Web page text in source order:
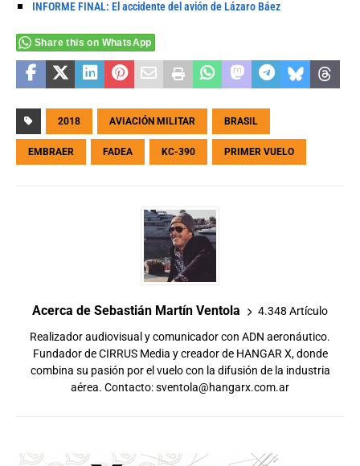
INFORME FINAL: El accidente del avión de Lázaro Báez
Share this on WhatsApp
2018 AVIACIÓN MILITAR BRASIL
EMBRAER FADEA KC-390 PRIMER VUELO
Acerca de Sebastián Martín Ventola 4.348 Artículo
Realizador audiovisual y comunicador con ADN aeronáutico.
Fundador de CIRRUS Media y creador de HANGAR X, donde
combina su pasión por el vuelo con la difusión de la industria
aérea. Contacto:sventola@hangarx.com.ar